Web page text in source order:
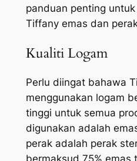
panduan penting
Tiffany emas dan
Kualiti Logam
Perlu diingat bahawa
menggunakan logam
tinggi untuk semua
digunakan adalah
perak adalah perak
bermaksud 75% emas